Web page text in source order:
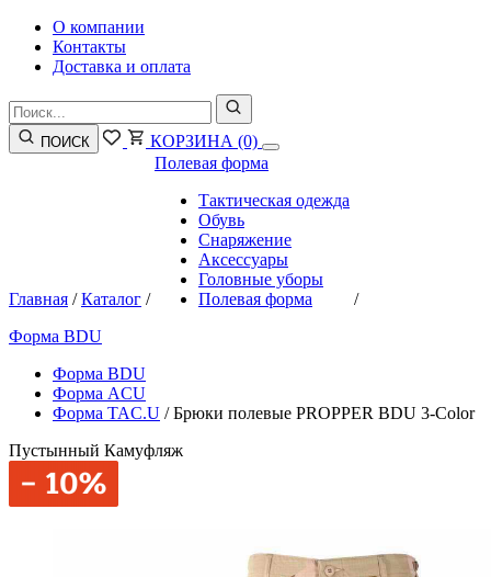
О компании
Контакты
Доставка и оплата
ПОИСК КОРЗИНА (0)
Главная /Каталог /
Полевая форма
Тактическая одежда
Обувь
Снаряжение
Аксессуары
Головные уборы
Полевая форма
/
Форма BDU
Форма BDU
Форма ACU
Форма TAC.U /Брюки полевые PROPPER BDU 3-Color
Пустынный Камуфляж